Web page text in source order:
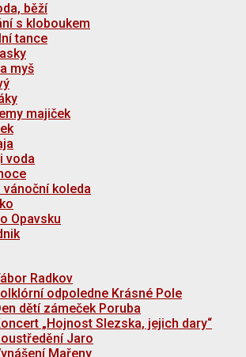
běží
s kloboukem
tance
myš
majiček
voda
vánoční koleda
Opavsku
Radkov
odpoledne Krásné Pole
dětí zámeček Poruba
„Hojnost Slezska, jejich dary“
Jaro
Mařeny